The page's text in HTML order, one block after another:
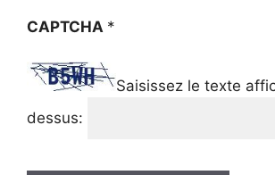
CAPTCHA *
Saisissez le texte
dessus: